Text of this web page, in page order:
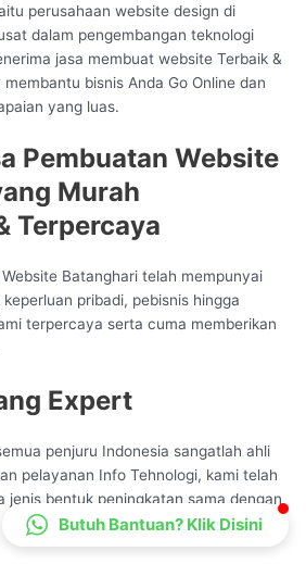
perusahaan website design di
dalam pengembangan teknologi
jasa membuat website Terbaik &
bisnis Anda Go Online dan
yang luas.
Pembuatan Website
Murah
Terpercaya
Batanghari telah mempunyai
pribadi, pebisnis hingga
terpercaya serta cuma memberikan
Expert
penjuru Indonesia sangatlah ahli
pelayanan Info Tehnologi, kami telah
jenis bentuk peningkatan sama dengan
Lenteraweb
Butuh Bantuan? Klik Disini